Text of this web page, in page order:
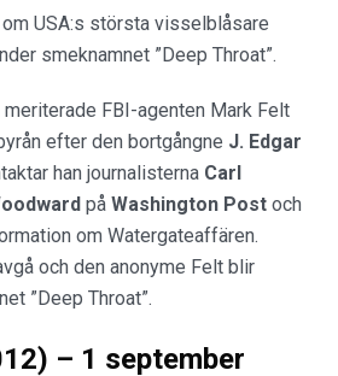
om USA:s största visselblåsare
smeknamnet ”Deep Throat”.
meriterade FBI-agenten Mark Felt
efter den bortgångne J. Edgar
han journalisterna Carl
på Washington Post och
om Watergateaffären.
och den anonyme Felt blir
”Deep Throat”.
– 1 september